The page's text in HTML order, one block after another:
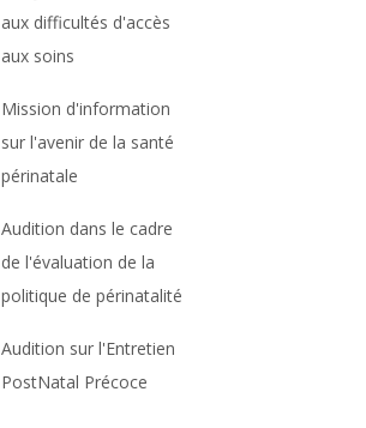
aux difficultés d'accès
aux soins
Mission d'information
sur l'avenir de la santé
périnatale
Audition dans le cadre
de l'évaluation de la
politique de périnatalité
Audition sur l'Entretien
PostNatal Précoce